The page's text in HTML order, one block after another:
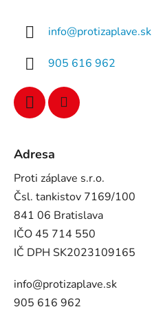
info@protizaplave.sk
905 616 962
Adresa
Proti záplave s.r.o.
Čsl. tankistov 7169/100
841 06 Bratislava
IČO 45 714 550
IČ DPH SK2023109165
info@protizaplave.sk
905 616 962